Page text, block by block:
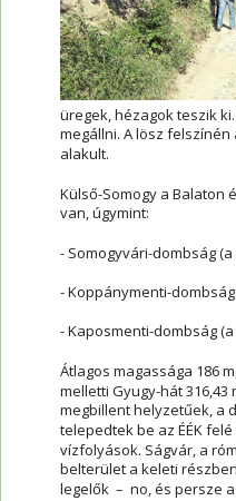
üregek, hézagok teszik
megállni. A lösz
alakult.
Külső-Somogy a Balaton
van, úgymint:
- Somogyvári-dombság
- Koppánymenti-
- Kaposmenti-dombság
Átlagos magassága 186
melletti Gyugy-hát
megbillent helyzetűek, a
telepedtek be az ÉÉK
vízfolyások. Ságvár, a
belterület a keleti
legelők  –  no, és persze